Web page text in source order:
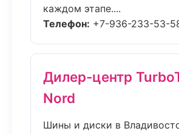
каждом этапе....
Телефон: +7-936-233-53-
Дилер-центр
Nord
Шины и диски в